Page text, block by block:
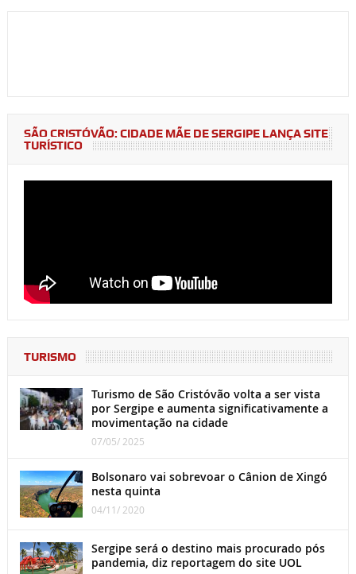
SÃO CRISTÓVÃO: CIDADE MÃE DE SERGIPE LANÇA SITE
TURÍSTICO
TURISMO
Turismo de São Cristóvão volta a ser vista
por Sergipe e aumenta significativamente a
movimentação na cidade
07/05/ 2025
Bolsonaro vai sobrevoar o Cânion de Xingó
nesta quinta
04/11/ 2020
Sergipe será o destino mais procurado pós
pandemia, diz reportagem do site UOL